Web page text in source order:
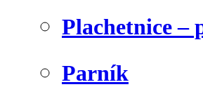
Plachetnice –
Parník